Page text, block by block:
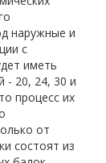
наружные и
с
иметь
- 20, 24, 30 и
процесс их
от
состоят из